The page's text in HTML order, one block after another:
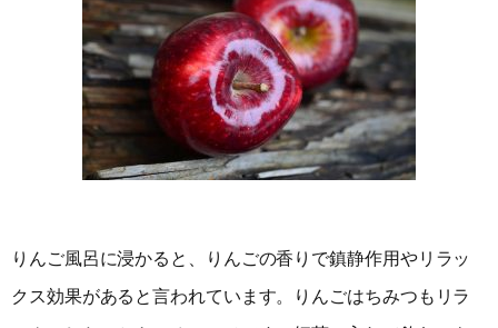
りんご風呂に浸かると、りんごの香りで鎮静作用やリラッ
クス効果があると言われています。りんごはちみつもリラ